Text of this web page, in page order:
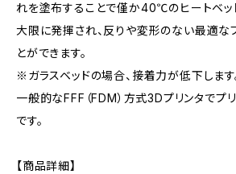
れを塗布することで僅か40℃のヒートベ
大限に発揮され、反りや変形のない最適な
とができます。
※ガラスベッドの場合、接着力が低下します
一般的なFFF（FDM）方式3Dプリンタでプ
です。
【商品詳細】